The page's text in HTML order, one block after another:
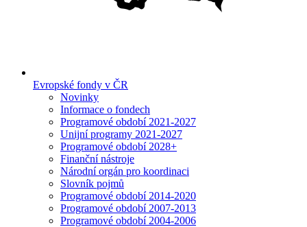
Evropské fondy v ČR
Novinky
Informace o fondech
Programové období 2021-2027
Unijní programy 2021-2027
Programové období 2028+
Finanční nástroje
Národní orgán pro koordinaci
Slovník pojmů
Programové období 2014-2020
Programové období 2007-2013
Programové období 2004-2006